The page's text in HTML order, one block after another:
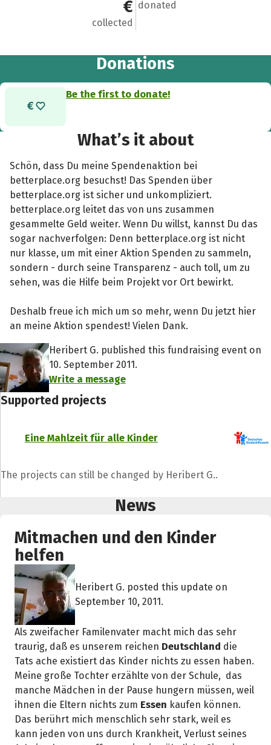
€0
collected
0
donated
Donations
Be the first to donate!
What’s it about
Schön, dass Du meine Spendenaktion bei
betterplace.org besuchst! Das Spenden über
betterplace.org ist sicher und unkompliziert.
betterplace.org leitet das von uns zusammen
gesammelte Geld weiter. Wenn Du willst, kannst Du das
sogar nachverfolgen: Denn betterplace.org ist nicht
nur klasse, um mit einer Aktion Spenden zu sammeln,
sondern - durch seine Transparenz - auch toll, um zu
sehen, was die Hilfe beim Projekt vor Ort bewirkt.
Deshalb freue ich mich um so mehr, wenn Du jetzt hier
an meine Aktion spendest! Vielen Dank.
Heribert G. published this fundraising event on
10. September 2011.
Write a message
Supported projects
Eine Mahlzeit für alle Kinder
The projects can still be changed by Heribert G..
News
Mitmachen und den Kinder
helfen
Heribert G. posted this update on
September 10, 2011.
Als zweifacher Familenvater macht mich das sehr
traurig, daß es unserem reichen Deutschland die
Tats ache existiert das Kinder nichts zu essen haben.
Meine große Tochter erzählte von der Schule, das
manche Mädchen in der Pause hungern müssen, weil
ihnen die Eltern nichts zum Essen kaufen können.
Das berührt mich menschlich sehr stark, weil es
kann jeden von uns durch Krankheit, Verlust seines